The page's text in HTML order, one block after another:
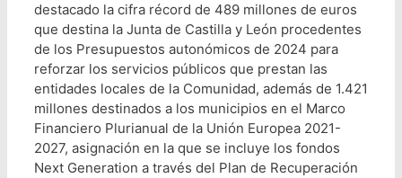
destacado la cifra récord de 489 millones de euros
que destina la Junta de Castilla y León procedentes
de los Presupuestos autonómicos de 2024 para
reforzar los servicios públicos que prestan las
entidades locales de la Comunidad, además de 1.421
millones destinados a los municipios en el Marco
Financiero Plurianual de la Unión Europea 2021-
2027, asignación en la que se incluye los fondos
Next Generation a través del Plan de Recuperación